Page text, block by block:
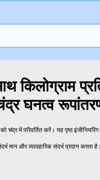
किलोग्राम
घनत्व
चंद्र में परिवर्तित करें। यह पृष्ठ
मान और व्यावहारिक संदर्भ प्रदान करता